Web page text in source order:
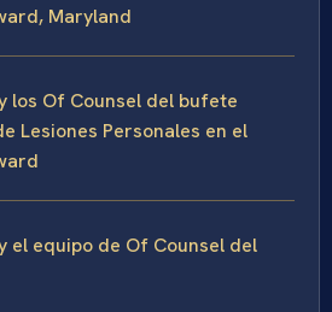
Maryland
los Of Counsel del bufete
Lesiones Personales en el
el equipo de Of Counsel del